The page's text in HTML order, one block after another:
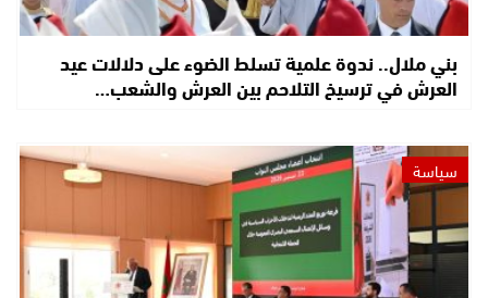
بني ملال.. ندوة علمية تسلط الضوء على دلالات عيد
العرش في ترسيخ التلاحم بين العرش والشعب…
سياسة